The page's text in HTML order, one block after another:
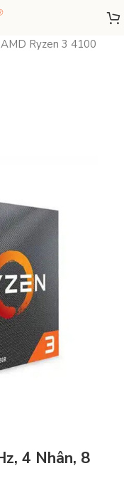
AMD Ryzen 3 4100
4 Nhân, 8